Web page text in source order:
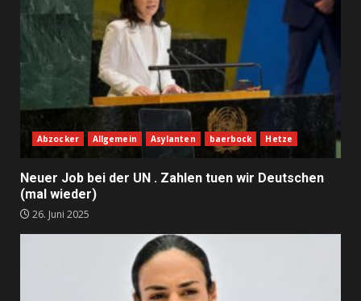
Abzocker Allgemein Asylanten baerbock Hetze
Neuer Job bei der UN . Zahlen tuen wir Deutschen
(mal wieder)
26. Juni 2025